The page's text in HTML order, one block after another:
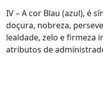
IV – A cor Blau (azul), é
doçura, nobreza,
lealdade, zelo e firmeza
atributos de